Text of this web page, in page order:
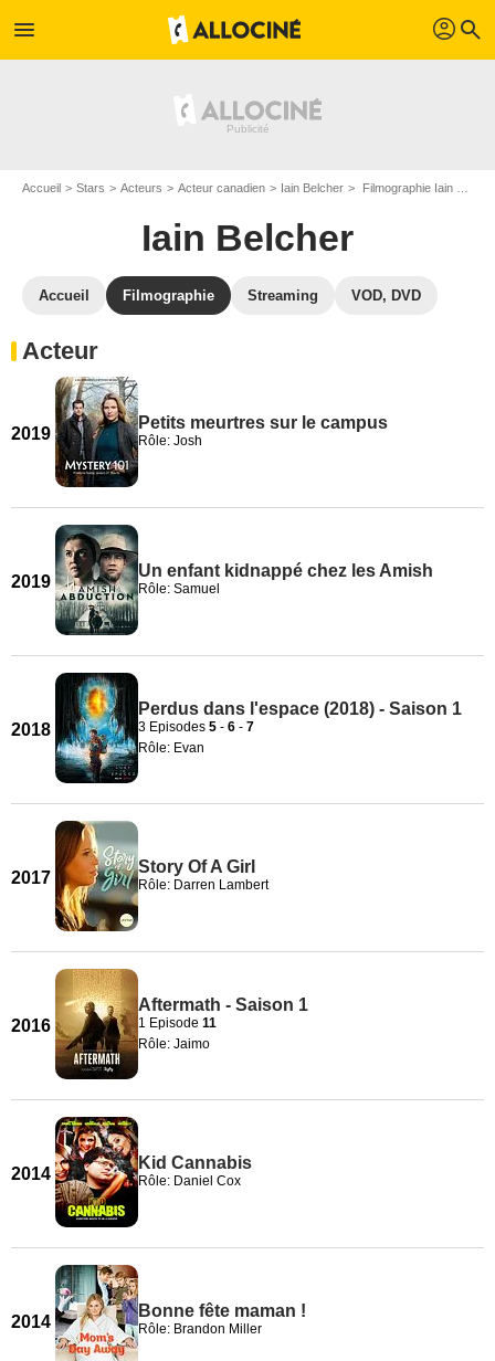
menu profil search
Accueil Stars Acteurs Acteur canadien Iain Belcher Filmographie Iain Belcher
Iain Belcher
Accueil Filmographie Streaming VOD, DVD
Acteur
2019
Petits meurtres sur le campus
Rôle: Josh
2019
Un enfant kidnappé chez les Amish
Rôle: Samuel
2018
Perdus dans l'espace (2018) - Saison 1
3 Episodes 5 - 6 - 7
Rôle: Evan
2017
Story Of A Girl
Rôle: Darren Lambert
2016
Aftermath - Saison 1
1 Episode 11
Rôle: Jaimo
2014
Kid Cannabis
Rôle: Daniel Cox
2014
Bonne fête maman !
Rôle: Brandon Miller